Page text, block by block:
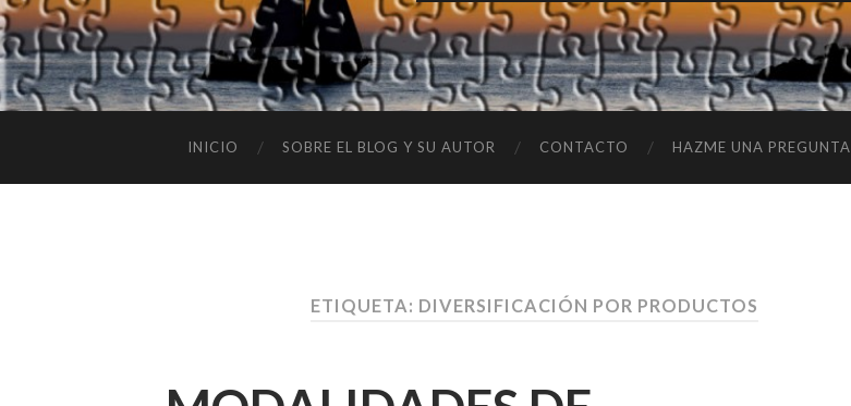
INICIO SOBRE EL BLOG Y SU AUTOR CONTACTO HAZME UNA PREGUNTA
ETIQUETA: DIVERSIFICACIÓN POR PRODUCTOS